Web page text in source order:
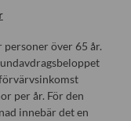
över 65 år.
per år. För den
innebär det en